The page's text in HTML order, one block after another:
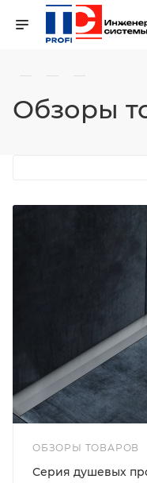
— — —
Обзоры
ОБЗОРЫ ТОВАРОВ
Серия душевых